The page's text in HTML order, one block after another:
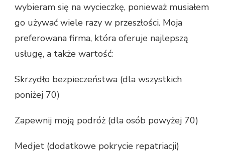
wybieram się na wycieczkę, ponieważ musiałem
go używać wiele razy w przeszłości. Moja
preferowana firma, która oferuje najlepszą
usługę, a także wartość:
Skrzydło bezpieczeństwa (dla wszystkich
poniżej 70)
Zapewnij moją podróż (dla osób powyżej 70)
Medjet (dodatkowe pokrycie repatriacji)